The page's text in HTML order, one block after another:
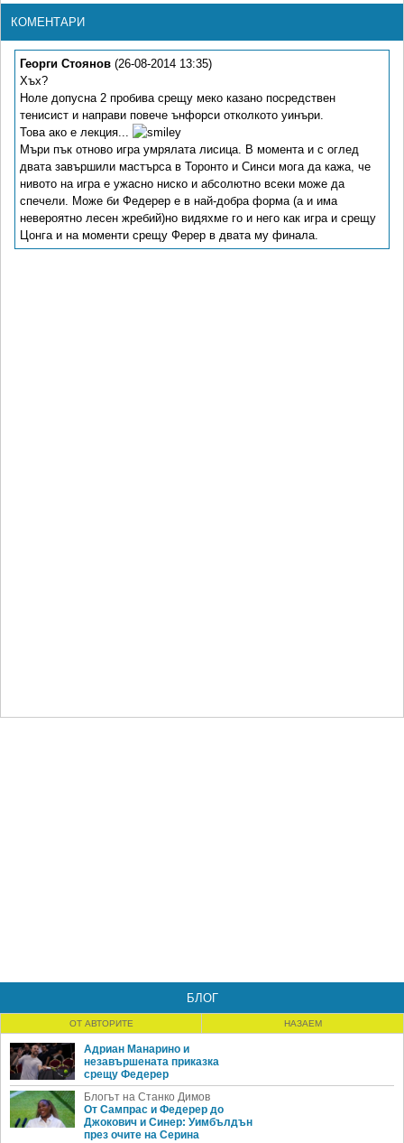
КОМЕНТАРИ
Георги Стоянов (26-08-2014 13:35)
Хъх?
Ноле допусна 2 пробива срещу меко казано посредствен
тенисист и направи повече ънфорси отколкото уинъри.
Това ако е лекция...
Мъри пък отново игра умрялата лисица. В момента и с оглед
двата завършили мастърса в Торонто и Синси мога да кажа, че
нивото на игра е ужасно ниско и абсолютно всеки може да
спечели. Може би Федерер е в най-добра форма (а и има
невероятно лесен жребий)но видяхме го и него как игра и срещу
Цонга и на моменти срещу Ферер в двата му финала.
БЛОГ
ОТ АВТОРИТЕ НАЗАЕМ
Адриан Манарино и
незавършената приказка
срещу Федерер
Блогът на Станко Димов
От Сампрас и Федерер до
Джокович и Синер: Уимбълдън
през очите на Серина